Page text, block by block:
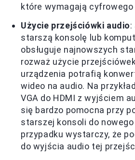
które wymagają
Użycie przejściówki audio:
starszą konsolę lub
obsługuje najnowszych
rozważ użycie
urządzenia potrafią
wideo na audio. Na
VGA do HDMI z wyjściem
się bardzo pomocna przy
starszej konsoli do
przypadku wystarczy, że
do wyjścia audio tej